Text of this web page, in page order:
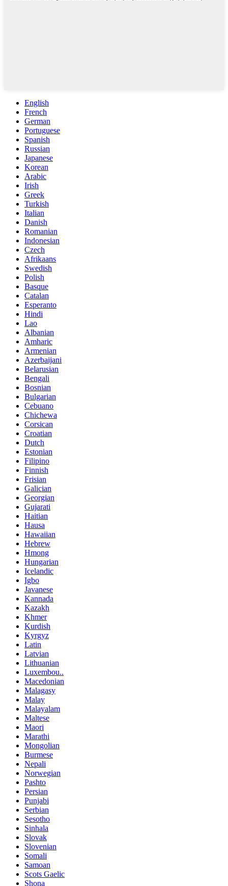
English
French
German
Portuguese
Spanish
Russian
Japanese
Korean
Arabic
Irish
Greek
Turkish
Italian
Danish
Romanian
Indonesian
Czech
Afrikaans
Swedish
Polish
Basque
Catalan
Esperanto
Hindi
Lao
Albanian
Amharic
Armenian
Azerbaijani
Belarusian
Bengali
Bosnian
Bulgarian
Cebuano
Chichewa
Corsican
Croatian
Dutch
Estonian
Filipino
Finnish
Frisian
Galician
Georgian
Gujarati
Haitian
Hausa
Hawaiian
Hebrew
Hmong
Hungarian
Icelandic
Igbo
Javanese
Kannada
Kazakh
Khmer
Kurdish
Kyrgyz
Latin
Latvian
Lithuanian
Luxembou..
Macedonian
Malagasy
Malay
Malayalam
Maltese
Maori
Marathi
Mongolian
Burmese
Nepali
Norwegian
Pashto
Persian
Punjabi
Serbian
Sesotho
Sinhala
Slovak
Slovenian
Somali
Samoan
Scots Gaelic
Shona